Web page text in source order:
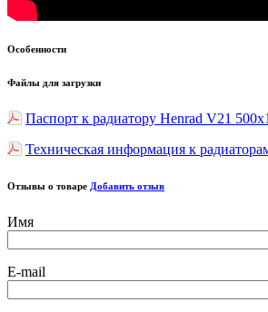
Особенности
Файлы для загрузки
Паспорт к радиатору Henrad V21
Техническая информация к
Отзывы о товаре Добавить отзыв
Имя
E-mail